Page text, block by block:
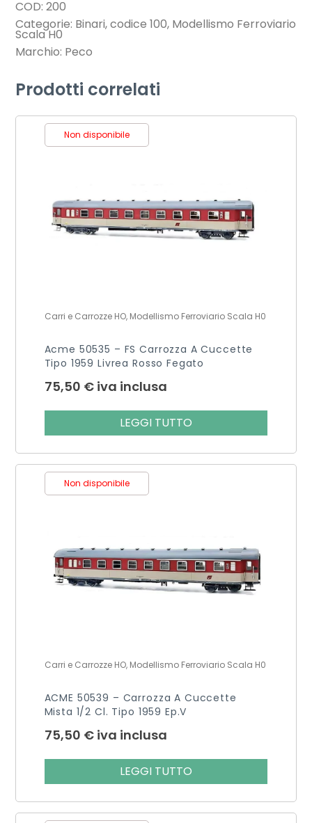
COD:200
Categorie: Binari,codice 100, Modellismo Ferroviario
Scala H0
Marchio: Peco
Prodotti correlati
Non disponibile
Carri e Carrozze HO, Modellismo Ferroviario Scala H0
Acme 50535 – FS Carrozza A Cuccette
Tipo 1959 Livrea Rosso Fegato
75,50 € iva inclusa
LEGGI TUTTO
Non disponibile
Carri e Carrozze HO, Modellismo Ferroviario Scala H0
ACME 50539 – Carrozza A Cuccette
Mista 1/2 Cl. Tipo 1959 Ep.V
75,50 € iva inclusa
LEGGI TUTTO